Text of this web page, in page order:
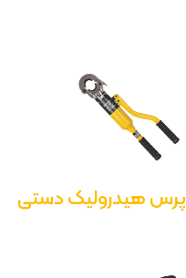
پرس هیدرولیک دستی